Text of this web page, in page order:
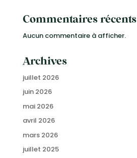
Commentaires récents
Aucun commentaire à afficher.
Archives
juillet 2026
juin 2026
mai 2026
avril 2026
mars 2026
juillet 2025